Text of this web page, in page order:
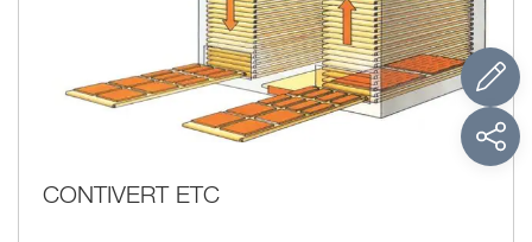
CONTIVERT ETC